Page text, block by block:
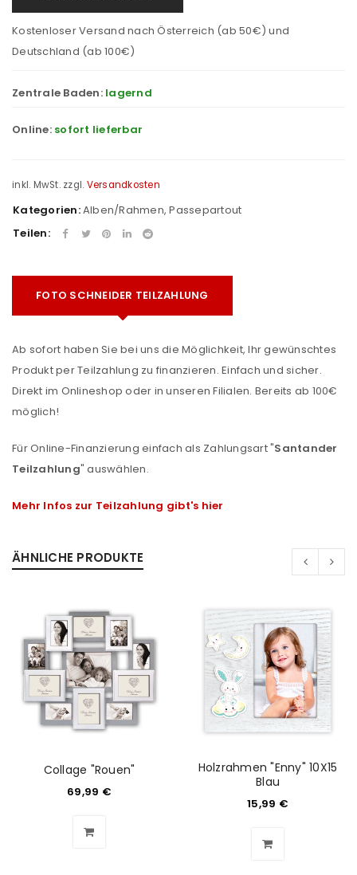
Kostenloser Versand nach Österreich (ab 50€) und
Deutschland (ab 100€)
Zentrale Baden: lagernd
Online: sofort lieferbar
inkl. MwSt. zzgl. Versandkosten
Kategorien:Alben/Rahmen,Passepartout
Teilen:
FOTO SCHNEIDER TEILZAHLUNG
Ab sofort haben Sie bei uns die Möglichkeit, Ihr gewünschtes
Produkt per Teilzahlung zu finanzieren. Einfach und sicher.
Direkt im Onlineshop oder in unseren Filialen. Bereits ab 100€
möglich!
Für Online-Finanzierung einfach als Zahlungsart "Santander
Teilzahlung" auswählen.
Mehr Infos zur Teilzahlung gibt's hier
ÄHNLICHE PRODUKTE
Collage "Rouen"
69,99 €
Holzrahmen "Enny" 10X15
Blau
15,99 €